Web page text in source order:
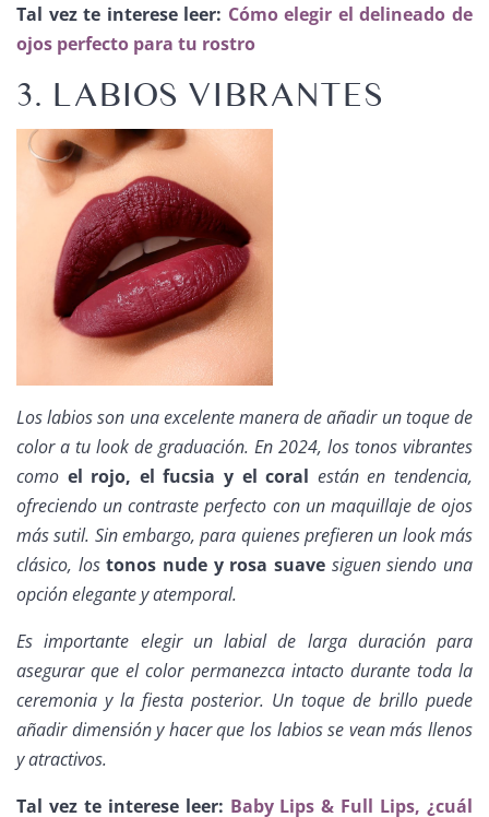
Tal vez te interese leer: Cómo elegir el delineado de
ojos perfecto para tu rostro
3. LABIOS VIBRANTES
Los labios son una excelente manera de añadir un toque de
color a tu look de graduación. En 2024, los tonos vibrantes
como el rojo, el fucsia y el coral están en tendencia,
ofreciendo un contraste perfecto con un maquillaje de ojos
más sutil. Sin embargo, para quienes prefieren un look más
clásico, lostonos nude y rosa suave siguen siendo una
opción elegante y atemporal.
Es importante elegir un labial de larga duración para
asegurar que el color permanezca intacto durante toda la
ceremonia y la fiesta posterior. Un toque de brillo puede
añadir dimensión y hacer que los labios se vean más llenos
y atractivos.
Tal vez te interese leer: Baby Lips & Full Lips, ¿cuál